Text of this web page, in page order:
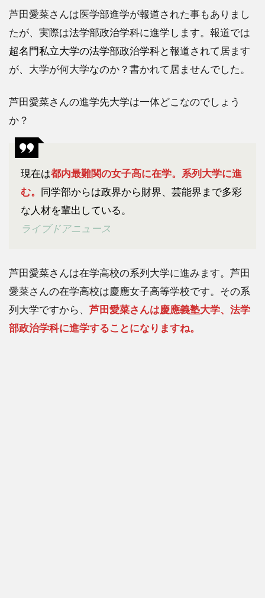
偏差
値
は頭
がい
英検
1級
2で
取得
4
ま
芦田愛菜さんは医学部進学が報道された事もありまし
たが、実際は法学部政治学科に進学します。報道では
超名門私立大学の法学部政治学科と報道されて居ます
が、大学が何大学なのか？書かれて居ませんでした。
芦田愛菜さんの進学先大学は一体どこなのでしょう
か？
現在は都内最難関の女子高に在学。系列大学に進
む。 同学部からは政界から財界、芸能界まで多彩
な人材を輩出している。
ライブドアニュース
芦田愛菜さんは在学高校の系列大学に進みます。芦田
愛菜さんの在学高校は慶應女子高等学校です。その系
列大学ですから、 芦田愛菜さんは慶應義塾大学、法学
部政治学科に進学することになりますね。